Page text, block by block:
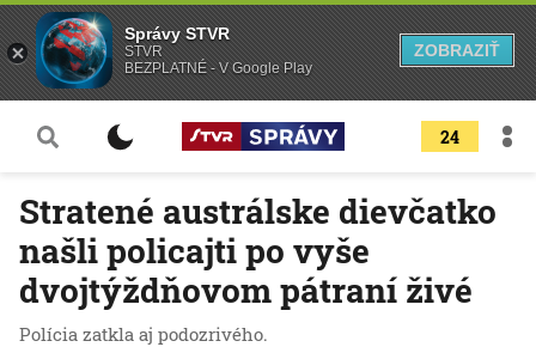
24
Stratené austrálske dievčatko
našli policajti po vyše
dvojtýždňovom pátraní živé
Polícia zatkla aj podozrivého.
Správy STVR
STVR
BEZPLATNÉ - V Google Play
ZOBRAZIŤ